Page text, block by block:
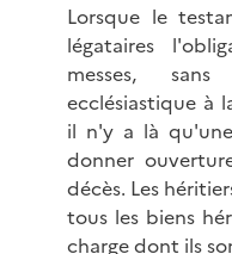
Lorsque le
légataires
messes,
ecclésiastique à
il n'y a là
donner
décès. Les
tous les biens
charge dont ils